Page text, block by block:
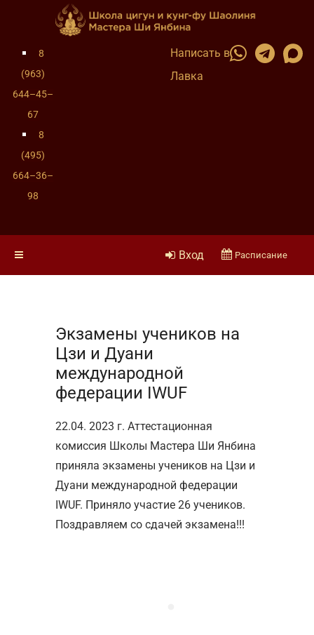
8
(963)
644–45–
67
8
(495)
664–36–
98
Написать в
Лавка
Вход Расписание
Экзамены учеников на
Цзи и Дуани
международной
федерации IWUF
22.04. 2023 г. Аттестационная
комиссия Школы Мастера Ши Янбина
приняла экзамены учеников на Цзи и
Дуани международной федерации
IWUF. Приняло участие 26 учеников.
Поздравляем со сдачей экзамена!!!